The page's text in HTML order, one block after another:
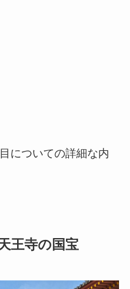
についての詳細な内
王寺の国宝